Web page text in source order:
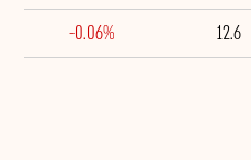
12.6
-0.06%